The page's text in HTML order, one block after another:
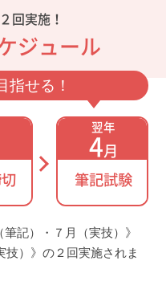
回実施！
ジュール
指せる！
翌年
4月
筆記試験
記）・７月（実技）》
技）》の２回実施されま